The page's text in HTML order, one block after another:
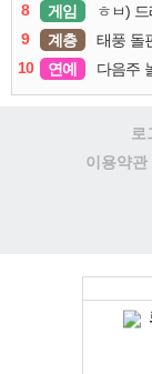
8
게임 ㅎㅂ)
9
계층 태풍 돌
10
연예 다음주
로
이용약관